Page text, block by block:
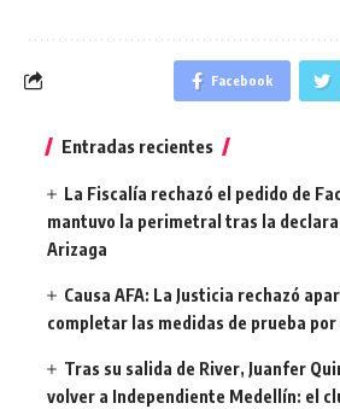
Facebook
Entradas recientes
La Fiscalía rechazó el pedido de
mantuvo la perimetral tras la
Arizaga
Causa AFA: La Justicia rechazó
completar las medidas de prueba
Tras su salida de River, Juanfer
volver a Independiente Medellín: el